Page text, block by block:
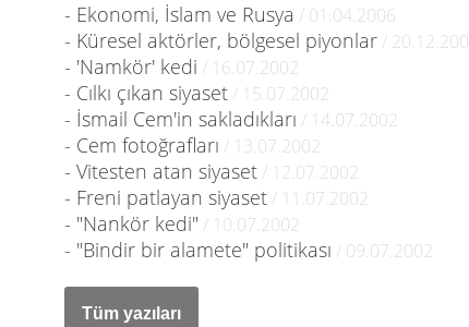
- Ekonomi, İslam ve Rusya / 01.04.2006
- Küresel aktörler, bölgesel piyonlar /
- 'Namkör' kedi / 16.07.2002
- Cılkı çıkan siyaset / 15.07.2002
- İsmail Cem'in sakladıkları / 14.07.2002
- Cem fotoğrafları / 13.07.2002
- Vitesten atan siyaset / 12.07.2002
- Freni patlayan siyaset / 11.07.2002
- "Nankör kedi" / 10.07.2002
- "Bindir bir alamete" politikası / 09.07.2002